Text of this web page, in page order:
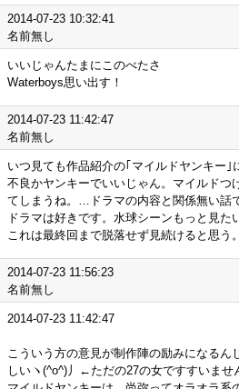
2014-07-23 10:32:41
名前無し
いいじゃんたまにこのべたさ
Waterboys思い出す！
2014-07-23 11:42:47
名前無し
いつ見ても作品紹介の｢マイルドヤンキー｣
不良かヤンキーでいいじゃん。マイルドつ
てしまうね。…ドラマの内容と関係無い話
ドラマは好きです。水球シーンもっと見た
これは最終回まで脱落せず見続けると思う。
2014-07-23 11:56:23
名前無し
2014-07-23 11:42:47
こういう方の意見が制作陣の励みになるん
しいヽ(^o^)丿←ただの27の女ですすいませ